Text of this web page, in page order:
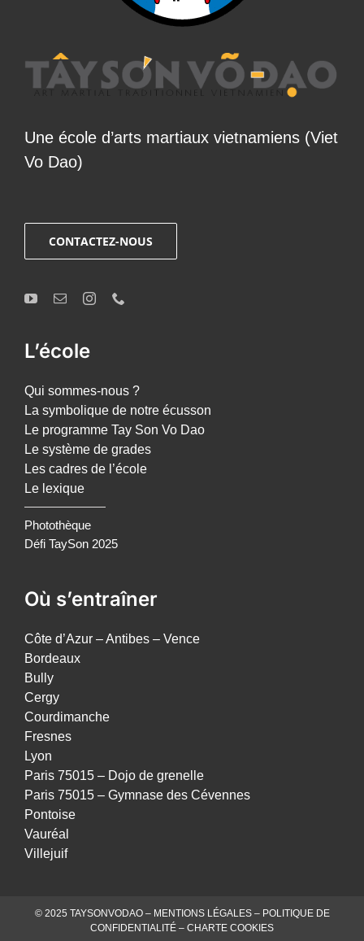
Une école d’arts martiaux vietnamiens (Viet
Vo Dao)
CONTACTEZ-NOUS
L’école
Qui sommes-nous ?
La symbolique de notre écusson
Le programme Tay Son Vo Dao
Le système de grades
Les cadres de l’école
Le lexique
Photothèque
Défi TaySon 2025
Où s’entraîner
Côte d’Azur – Antibes – Vence
Bordeaux
Bully
Cergy
Courdimanche
Fresnes
Lyon
Paris 75015 – Dojo de grenelle
Paris 75015 – Gymnase des Cévennes
Pontoise
Vauréal
Villejuif
© 2025 TAYSONVODAO – MENTIONS LÉGALES– POLITIQUE DE
CONFIDENTIALITÉ – CHARTE COOKIES